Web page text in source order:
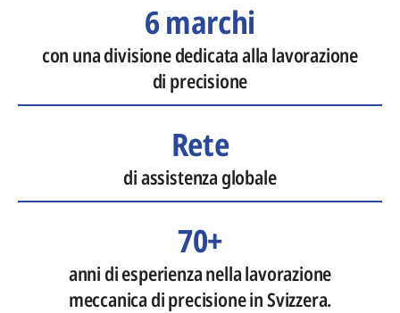
6 marchi
con una divisione dedicata alla lavorazione
di precisione
Rete
di assistenza globale
70+
anni di esperienza nella lavorazione
meccanica di precisione in Svizzera.